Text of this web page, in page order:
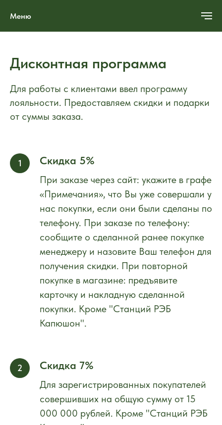
Меню
Дисконтная программа
Для работы с клиентами ввел программу
лояльности. Предоставляем скидки и подарки
от суммы заказа.
Скидка 5%
При заказе через сайт: укажите в графе
«Примечания», что Вы уже совершали у
нас покупки, если они были сделаны по
телефону. При заказе по телефону:
сообщите о сделанной ранее покупке
менеджеру и назовите Ваш телефон для
получения скидки. При повторной
покупке в магазине: предъявите
карточку и накладную сделанной
покупки. Кроме "Станций РЭБ
Капюшон".
Скидка 7%
Для зарегистрированных покупателей
совершивших на общую сумму от 15
000 000 рублей. Кроме "Станций РЭБ